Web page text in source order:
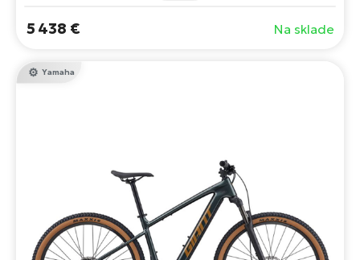
5 438 € Na sklade
Yamaha